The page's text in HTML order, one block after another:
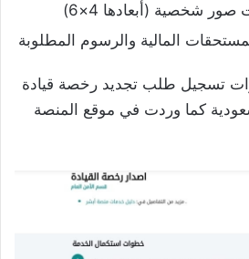
شخصية (أبعادها 4×6)
المالية والرسوم المطلوبة
تسجيل طلب تجديد رخصة قيادة
كما وردت في موقع المنصة